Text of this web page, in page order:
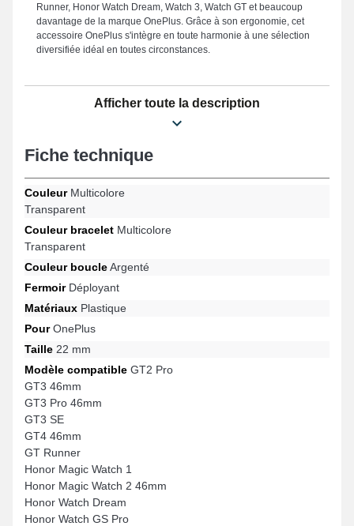
Runner, Honor Watch Dream, Watch 3, Watch GT et beaucoup
davantage de la marque OnePlus. Grâce à son ergonomie, cet
accessoire OnePlus s'intègre en toute harmonie à une sélection
diversifiée idéal en toutes circonstances.
Afficher toute la description
Fiche technique
CouleurMulticolore
Transparent
Couleur bracelet Multicolore
Transparent
Couleur boucleArgenté
FermoirDéployant
Matériaux Plastique
PourOnePlus
Taille 22 mm
Modèle compatible GT2 Pro
GT3 46mm
GT3 Pro 46mm
GT3 SE
GT4 46mm
GT Runner
Honor Magic Watch 1
Honor Magic Watch 2 46mm
Honor Watch Dream
Honor Watch GS Pro